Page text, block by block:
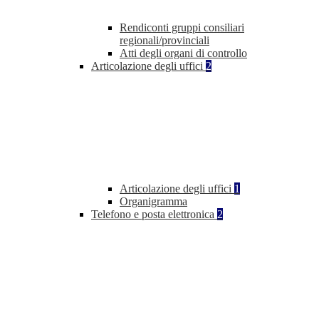
Rendiconti gruppi consiliari
regionali/provinciali
Atti degli organi di controllo
Articolazione degli uffici 2
Articolazione degli uffici 1
Organigramma
Telefono e posta elettronica 2